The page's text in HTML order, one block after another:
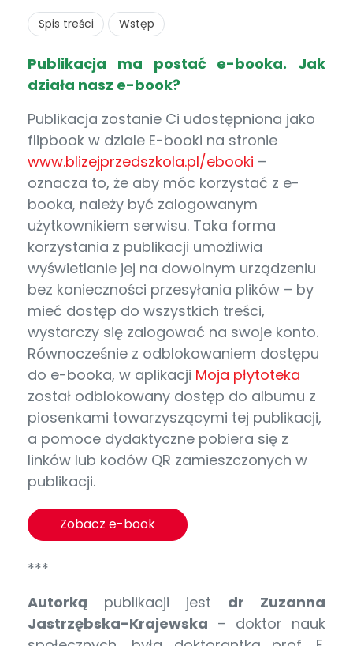
Spis treści Wstęp
Publikacja ma postać e-booka. Jak
działa nasz e-book?
Publikacja zostanie Ci udostępniona jako
flipbook w dziale E-booki na stronie
www.blizejprzedszkola.pl/ebooki –
oznacza to, że aby móc korzystać z e-
booka, należy być zalogowanym
użytkownikiem serwisu. Taka forma
korzystania z publikacji umożliwia
wyświetlanie jej na dowolnym urządzeniu
bez konieczności przesyłania plików – by
mieć dostęp do wszystkich treści,
wystarczy się zalogować na swoje konto.
Równocześnie z odblokowaniem dostępu
do e-booka, w aplikacji Moja płytoteka
został odblokowany dostęp do albumu z
piosenkami towarzyszącymi tej publikacji,
a pomoce dydaktyczne pobiera się z
linków lub kodów QR zamieszczonych w
publikacji.
Zobacz e-book
***
Autorką publikacji jest dr Zuzanna
Jastrzębska-Krajewska – doktor nauk